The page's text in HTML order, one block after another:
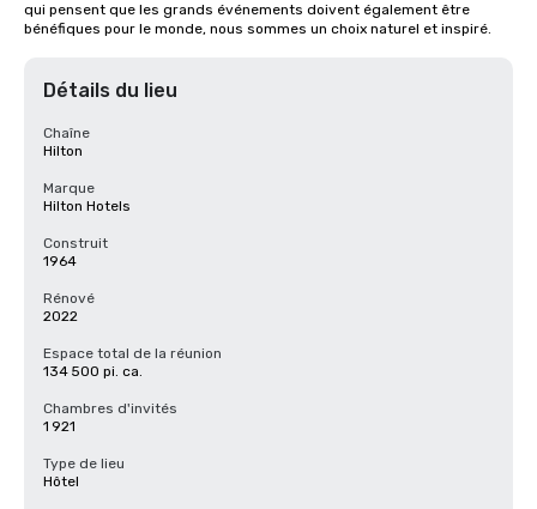
qui pensent que les grands événements doivent également être
bénéfiques pour le monde, nous sommes un choix naturel et inspiré.
Détails du lieu
Chaîne
Hilton
Marque
Hilton Hotels
Construit
1964
Rénové
2022
Espace total de la réunion
134 500 pi. ca.
Chambres d'invités
1 921
Type de lieu
Hôtel